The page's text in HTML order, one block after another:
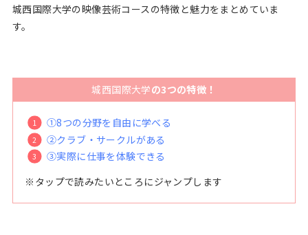
城西国際大学の映像芸術コースの特徴と魅力をまとめていま
す。
城西国際大学の3つの特徴！
①8つの分野を自由に学べる
②クラブ・サークルがある
③実際に仕事を体験できる
※タップで読みたいところにジャンプします